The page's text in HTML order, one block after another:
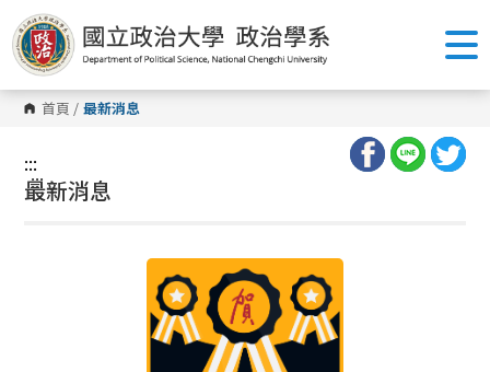
跳
到
主
要
內
容
區 首頁 / 最新消息
:::
:::
最新消息